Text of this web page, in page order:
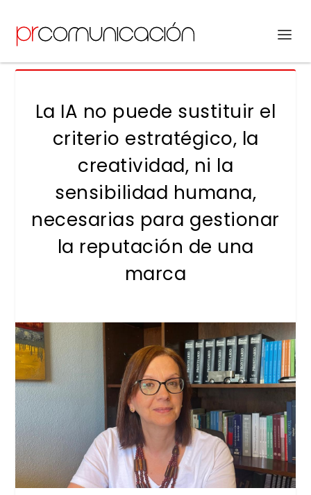
La IA no puede sustituir el
criterio estratégico, la
creatividad, ni la
sensibilidad humana,
necesarias para gestionar
la reputación de una
marca